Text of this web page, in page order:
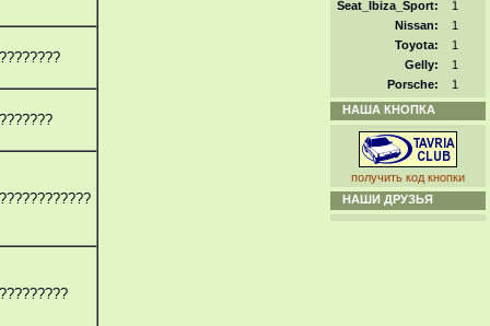
Seat_Ibiza_Sport:
1
Nissan:
1
Toyota:
1
Gelly:
1
Porsche:
1
НАША КНОПКА
получить код кнопки
НАШИ ДРУЗЬЯ